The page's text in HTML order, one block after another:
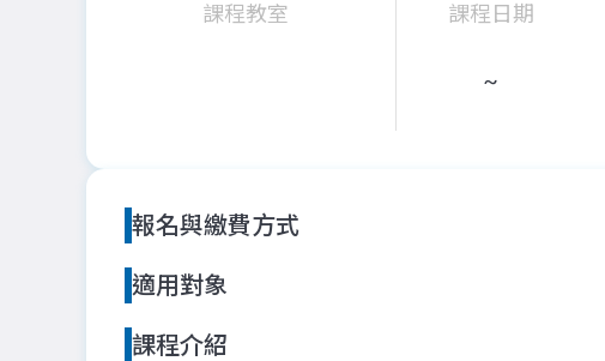
課程教室 課程日期
~
報名與繳費方式
適用對象
課程介紹